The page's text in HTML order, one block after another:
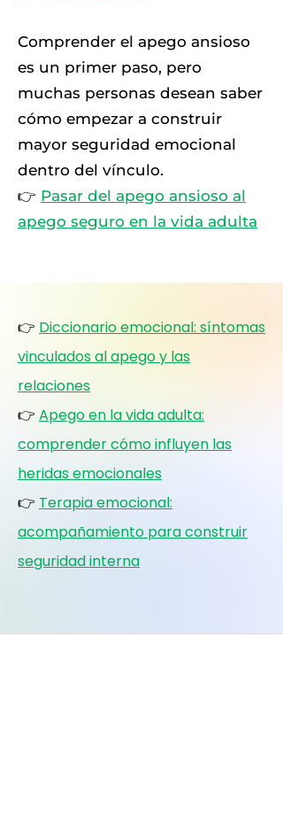
Comprender el apego ansioso
es un primer paso, pero
muchas personas desean saber
cómo empezar a construir
mayor seguridad emocional
dentro del vínculo.
👉 Pasar del apego ansioso al
apego seguro en la vida adulta
👉 Diccionario emocional: síntomas
vinculados al apego y las
relaciones
👉 Apego en la vida adulta:
comprender cómo influyen las
heridas emocionales
👉 Terapia emocional:
acompañamiento para construir
seguridad interna